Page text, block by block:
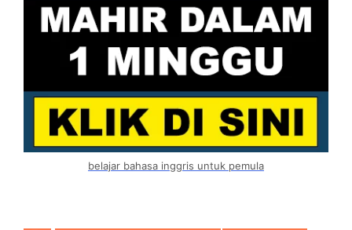
belajar bahasa inggris untuk pemula